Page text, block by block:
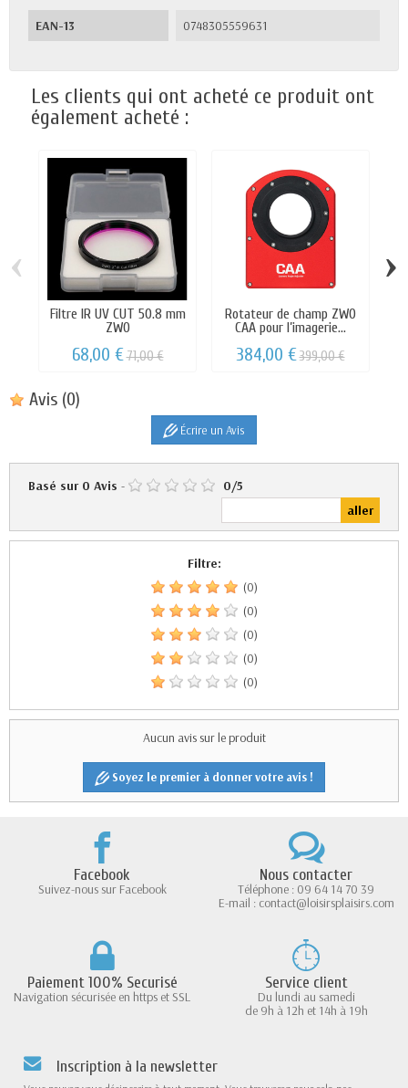
EAN-13 0748305559631
Les clients qui ont acheté ce produit ont
également acheté :
Filtre IR UV CUT 50.8 mm
ZWO
68,00 €71,00 €
Rotateur de champ ZWO
CAA pour l’imagerie...
384,00 €399,00 €
‹ ›
Avis (0)
Écrire un Avis
Basé sur 0 Avis - 0/5
Filtre:
(0)
(0)
(0)
(0)
(0)
Aucun avis sur le produit
Soyez le premier à donner votre avis !
Facebook
Suivez-nous sur Facebook
Nous contacter
Téléphone : 09 64 14 70 39
E-mail : contact@loisirsplaisirs.com
Paiement 100% Securisé
Navigation sécurisée en https et SSL
Service client
Du lundi au samedi
de 9h à 12h et 14h à 19h
Inscription à la newsletter